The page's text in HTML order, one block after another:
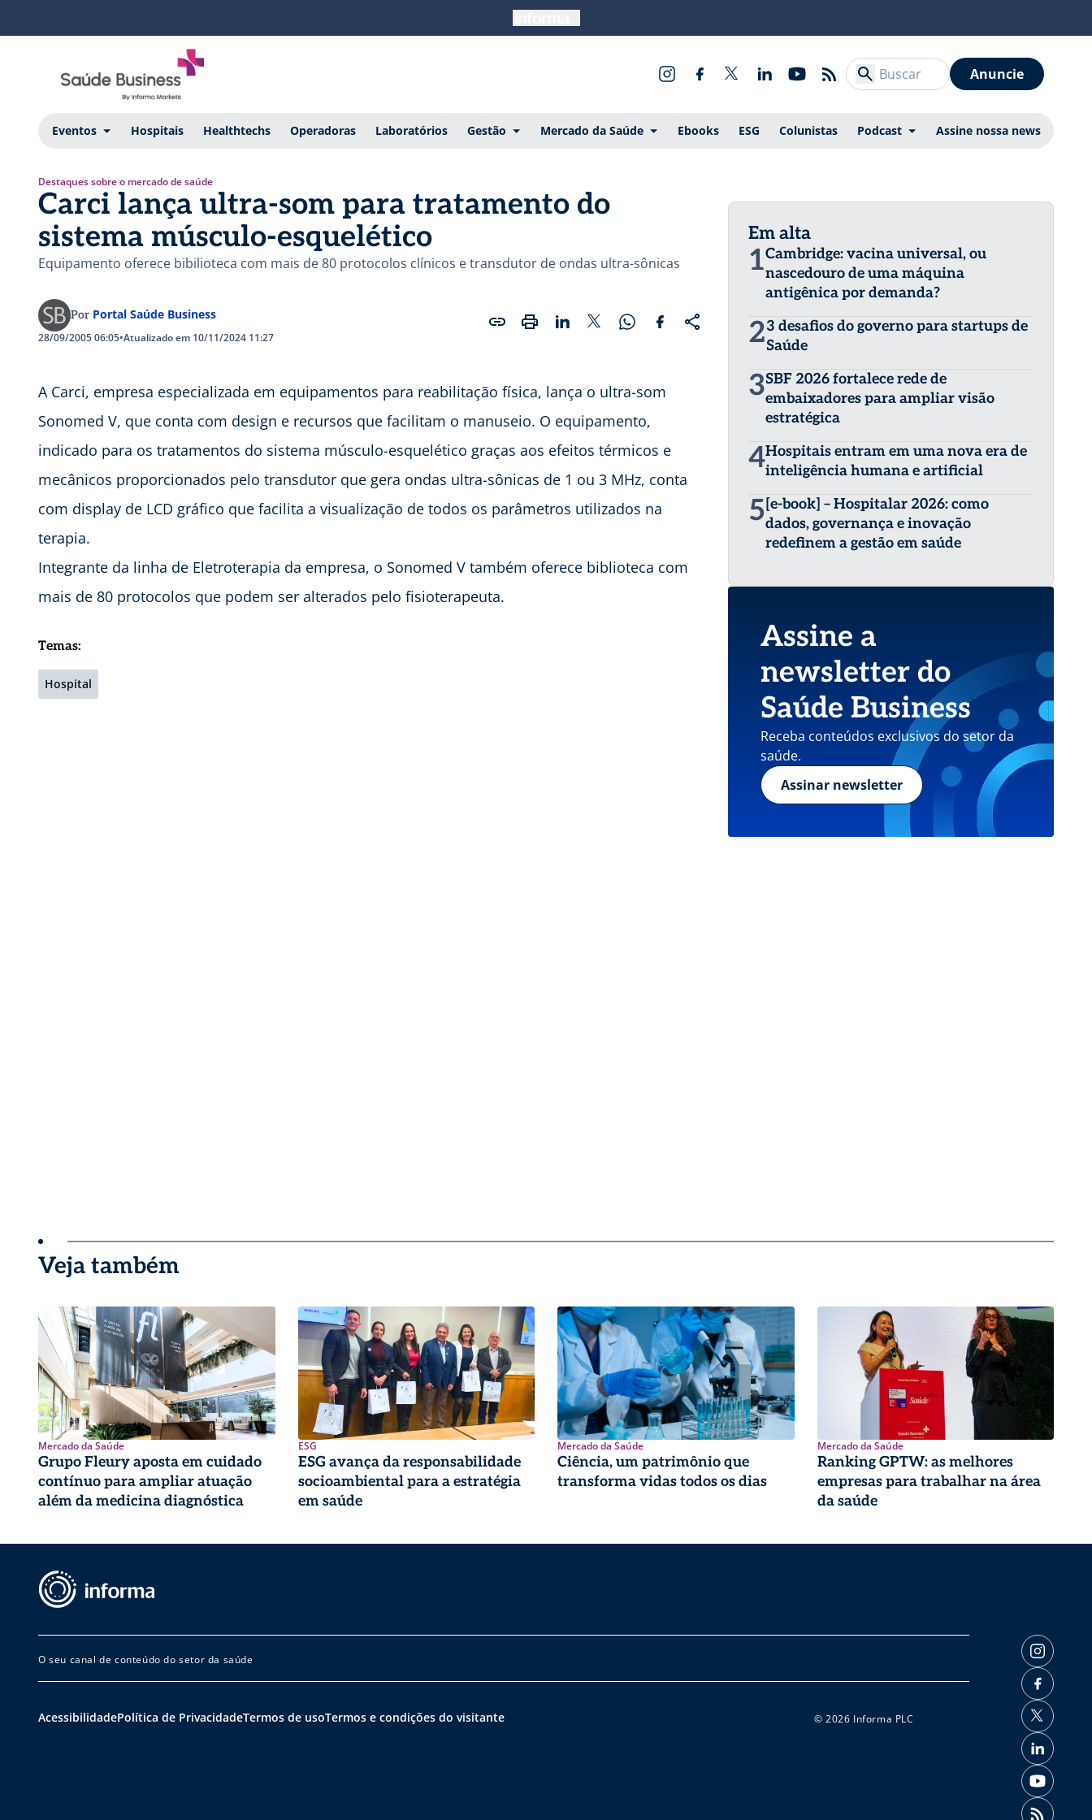
Anuncie
Eventos Hospitais Healthtechs Operadoras Laboratórios Gestão Mercado da Saúde Ebooks ESG Colunistas Podcast Assine nossa news
Destaques sobre o mercado de saúde
Carci lança ultra-som para tratamento do
sistema músculo-esquelético
Equipamento oferece bibilioteca com mais de 80 protocolos clínicos e transdutor de ondas ultra-sônicas
Por Portal Saúde Business
28/09/2005 06:05•Atualizado em 10/11/2024 11:27
A Carci, empresa especializada em equipamentos para reabilitação física, lança o ultra-som
Sonomed V, que conta com design e recursos que facilitam o manuseio. O equipamento,
indicado para os tratamentos do sistema músculo-esquelético graças aos efeitos térmicos e
mecânicos proporcionados pelo transdutor que gera ondas ultra-sônicas de 1 ou 3 MHz, conta
com display de LCD gráfico que facilita a visualização de todos os parâmetros utilizados na
terapia.
Integrante da linha de Eletroterapia da empresa, o Sonomed V também oferece biblioteca com
mais de 80 protocolos que podem ser alterados pelo fisioterapeuta.
Temas:
Hospital
Em alta
1Cambridge: vacina universal, ou
nascedouro de uma máquina
antigênica por demanda?
23 desafios do governo para startups de
Saúde
3SBF 2026 fortalece rede de
embaixadores para ampliar visão
estratégica
4Hospitais entram em uma nova era de
inteligência humana e artificial
5 [e-book] – Hospitalar 2026: como
dados, governança e inovação
redefinem a gestão em saúde
Assine a
newsletter do
Saúde Business
Receba conteúdos exclusivos do setor da
saúde.
Assinar newsletter
Veja também
Mercado da Saúde
Grupo Fleury aposta em cuidado
contínuo para ampliar atuação
além da medicina diagnóstica
ESG
ESG avança da responsabilidade
socioambiental para a estratégia
em saúde
Mercado da Saúde
Ciência, um patrimônio que
transforma vidas todos os dias
Mercado da Saúde
Ranking GPTW: as melhores
empresas para trabalhar na área
da saúde
O seu canal de conteúdo do setor da saúde
AcessibilidadePolítica de PrivacidadeTermos de usoTermos e condições do visitante © 2026 Informa PLC